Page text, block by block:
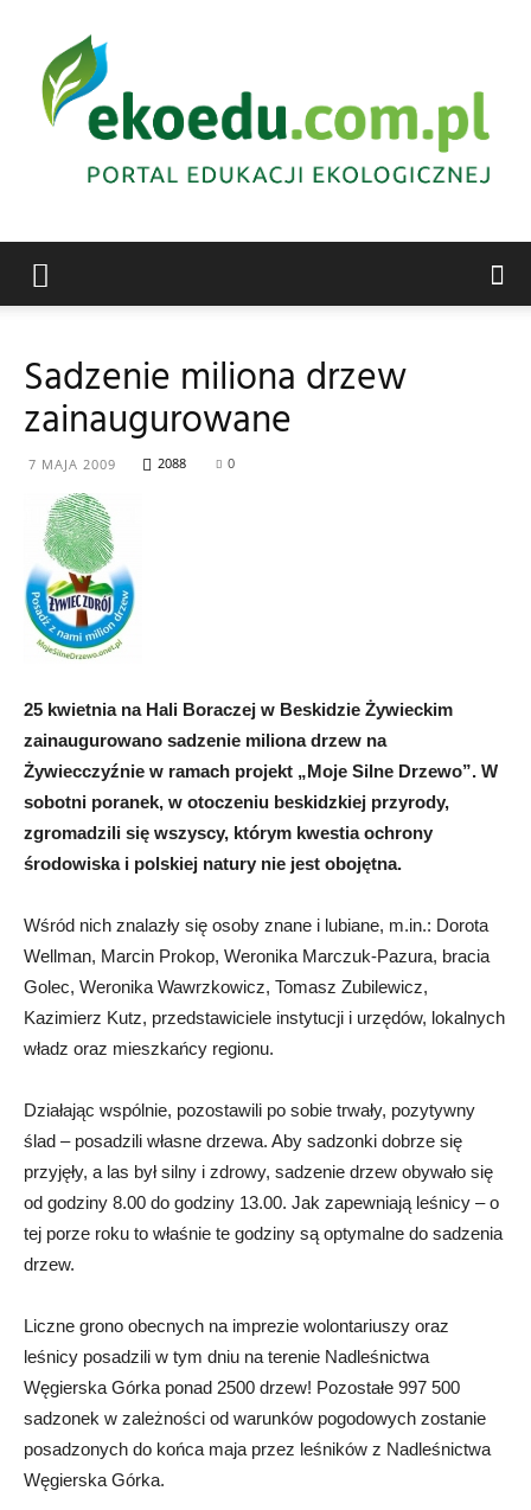
Sadzenie miliona drzew
zainaugurowane
7 MAJA 2009 2088 0
25 kwietnia na Hali Boraczej w Beskidzie Żywieckim
zainaugurowano sadzenie miliona drzew na
Żywiecczyźnie w ramach projekt „Moje Silne Drzewo”. W
sobotni poranek, w otoczeniu beskidzkiej przyrody,
zgromadzili się wszyscy, którym kwestia ochrony
środowiska i polskiej natury nie jest obojętna.
Wśród nich znalazły się osoby znane i lubiane, m.in.: Dorota
Wellman, Marcin Prokop, Weronika Marczuk-Pazura, bracia
Golec, Weronika Wawrzkowicz, Tomasz Zubilewicz,
Kazimierz Kutz, przedstawiciele instytucji i urzędów, lokalnych
władz oraz mieszkańcy regionu.
Działając wspólnie, pozostawili po sobie trwały, pozytywny
ślad – posadzili własne drzewa. Aby sadzonki dobrze się
przyjęły, a las był silny i zdrowy, sadzenie drzew obywało się
od godziny 8.00 do godziny 13.00. Jak zapewniają leśnicy – o
tej porze roku to właśnie te godziny są optymalne do sadzenia
drzew.
Liczne grono obecnych na imprezie wolontariuszy oraz
leśnicy posadzili w tym dniu na terenie Nadleśnictwa
Węgierska Górka ponad 2500 drzew! Pozostałe 997 500
sadzonek w zależności od warunków pogodowych zostanie
posadzonych do końca maja przez leśników z Nadleśnictwa
Węgierska Górka.